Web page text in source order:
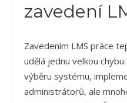
zavedení
Zavedením LMS práce
udělá jednu velkou
výběru systému,
administrátorů, ale